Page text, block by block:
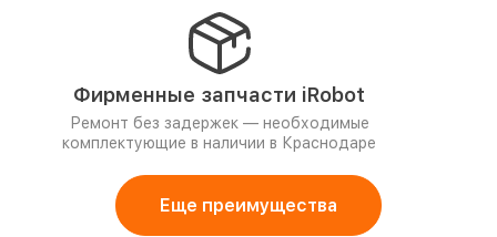
Фирменные запчасти iRobot
Ремонт без задержек — необходимые
комплектующие в наличии в Краснодаре
Еще преимущества